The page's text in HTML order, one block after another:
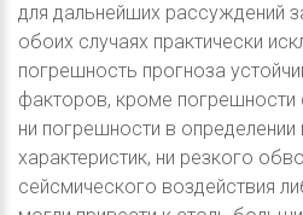
для дальнейших рассуждений
обоих случаях практически
погрешность прогноза
факторов, кроме погрешности
ни погрешности в определении
характеристик, ни резкого
сейсмического воздействия